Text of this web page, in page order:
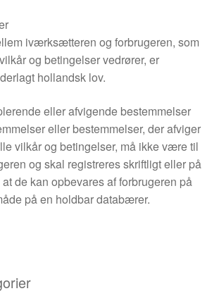
iværksætteren og forbrugeren, som
og betingelser vedrører, er
hollandsk lov.
eller afvigende bestemmelser
eller bestemmelser, der afviger
vilkår og betingelser, må ikke være til
og skal registreres skriftligt eller på
de kan opbevares af forbrugeren på
på en holdbar databærer.